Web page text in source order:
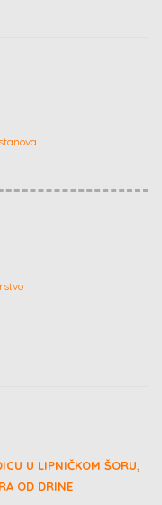
U LIPNIČKOM ŠORU,
OD DRINE